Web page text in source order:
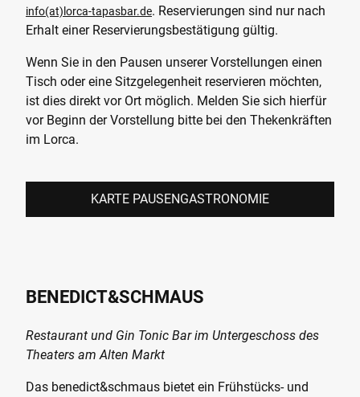
info(at)lorca-tapasbar.de. Reservierungen sind nur nach
Erhalt einer Reservierungsbestätigung gültig.
Wenn Sie in den Pausen unserer Vorstellungen einen
Tisch oder eine Sitzgelegenheit reservieren möchten,
ist dies direkt vor Ort möglich. Melden Sie sich hierfür
vor Beginn der Vorstellung bitte bei den Thekenkräften
im Lorca.
KARTE PAUSENGASTRONOMIE
BENEDICT&SCHMAUS
Restaurant und Gin Tonic Bar im Untergeschoss des
Theaters am Alten Markt
Das benedict&schmaus bietet ein Frühstücks- und